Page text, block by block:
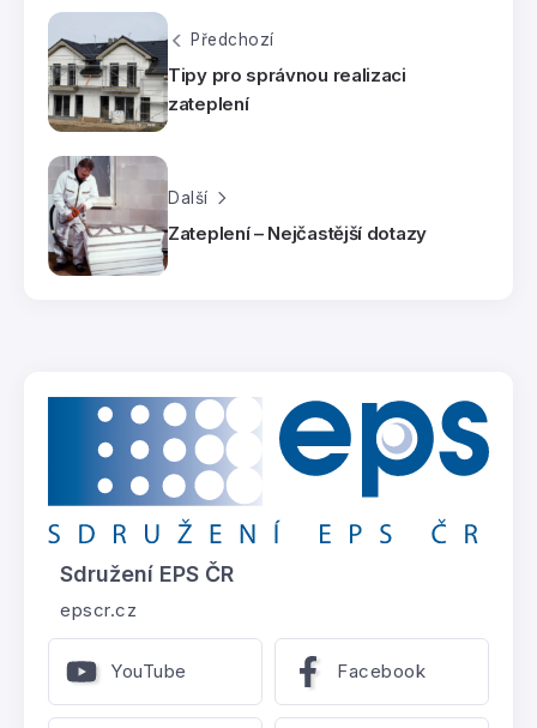
Předchozí
Tipy pro správnou realizaci
zateplení
Další
Zateplení – Nejčastější dotazy
Sdružení EPS ČR
epscr.cz
YouTube Facebook